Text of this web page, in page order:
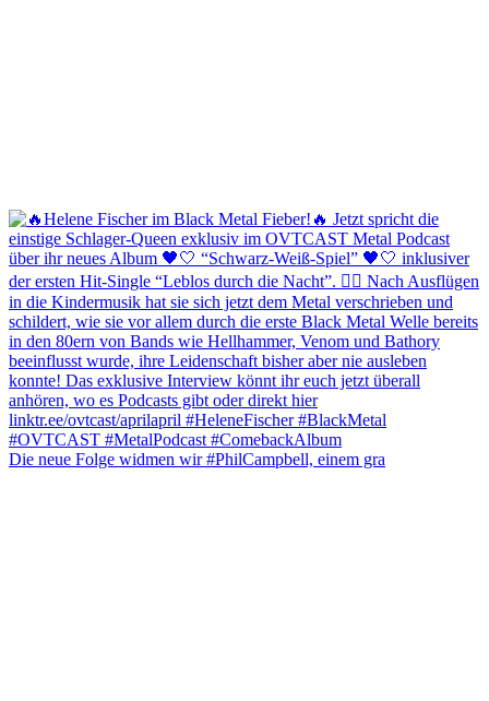
Die neue Folge widmen wir #PhilCampbell, einem gra